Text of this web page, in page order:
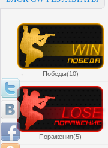
Победы(10)
Поражения(5)